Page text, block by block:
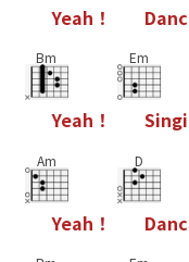
Yeah ！ Danc
Bm
Yeah ！
Em
Singi
Am
Yeah ！
D
Danc